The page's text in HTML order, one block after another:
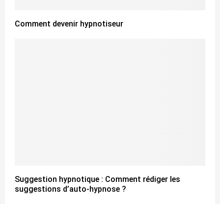
Comment devenir hypnotiseur
Suggestion hypnotique : Comment rédiger les
suggestions d’auto-hypnose ?